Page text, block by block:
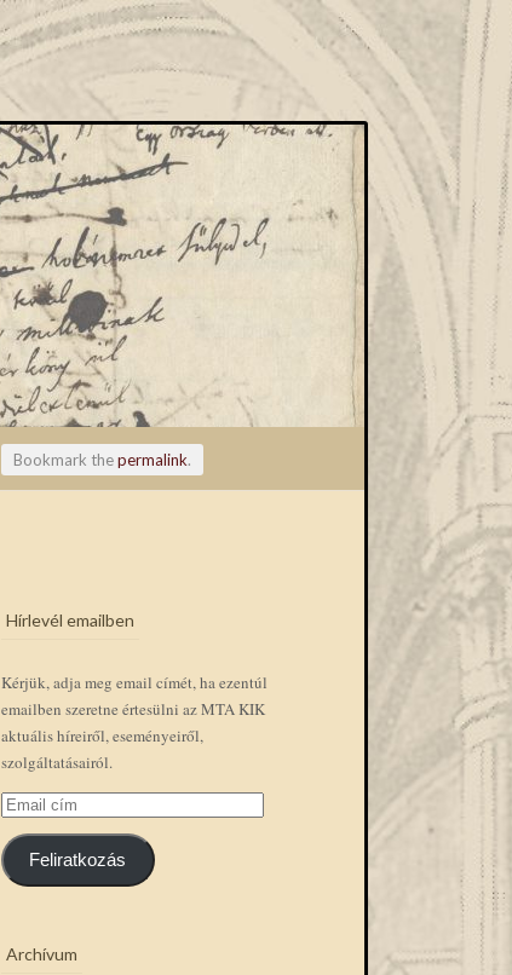
Bookmark thepermalink.
Hírlevél emailben
Kérjük, adja meg email címét, ha ezentúl
emailben szeretne értesülni az MTA KIK
aktuális híreiről, eseményeiről,
szolgáltatásairól.
Email
cím
Feliratkozás
Archívum